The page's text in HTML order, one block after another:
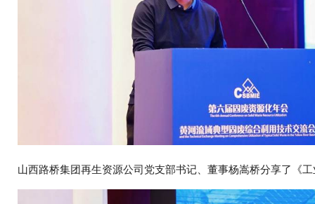
山西路桥集团再生资源公司党支部书记、董事杨嵩桥分享了《